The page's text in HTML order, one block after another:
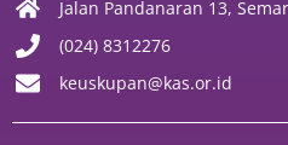
Jalan Pandanaran 13,
(024) 8312276
keuskupan@kas.or.id